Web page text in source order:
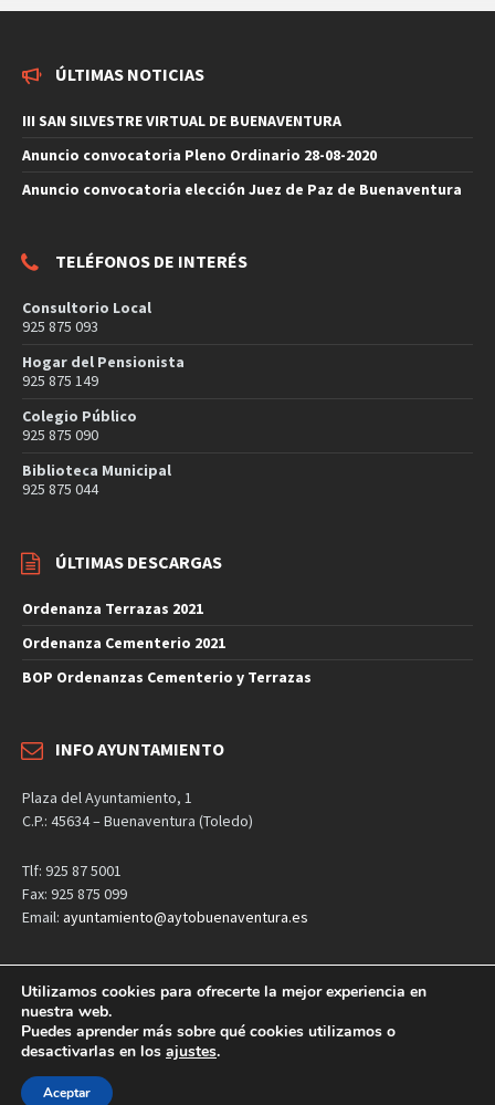
ÚLTIMAS NOTICIAS
III SAN SILVESTRE VIRTUAL DE BUENAVENTURA
Anuncio convocatoria Pleno Ordinario 28-08-2020
Anuncio convocatoria elección Juez de Paz de Buenaventura
TELÉFONOS DE INTERÉS
Consultorio Local
925 875 093
Hogar del Pensionista
925 875 149
Colegio Público
925 875 090
Biblioteca Municipal
925 875 044
ÚLTIMAS DESCARGAS
Ordenanza Terrazas 2021
Ordenanza Cementerio 2021
BOP Ordenanzas Cementerio y Terrazas
INFO AYUNTAMIENTO
Plaza del Ayuntamiento, 1
C.P.: 45634 – Buenaventura (Toledo)
Tlf: 925 87 5001
Fax: 925 875 099
Email: ayuntamiento@aytobuenaventura.es
Aviso Legal
Página web desarrollada por
Copyright © 2026 | Ayuntamiento de Buenaventura
Utilizamos cookies para ofrecerte la mejor experiencia en
nuestra web.
Puedes aprender más sobre qué cookies utilizamos o
desactivarlas en los ajustes.
Aceptar